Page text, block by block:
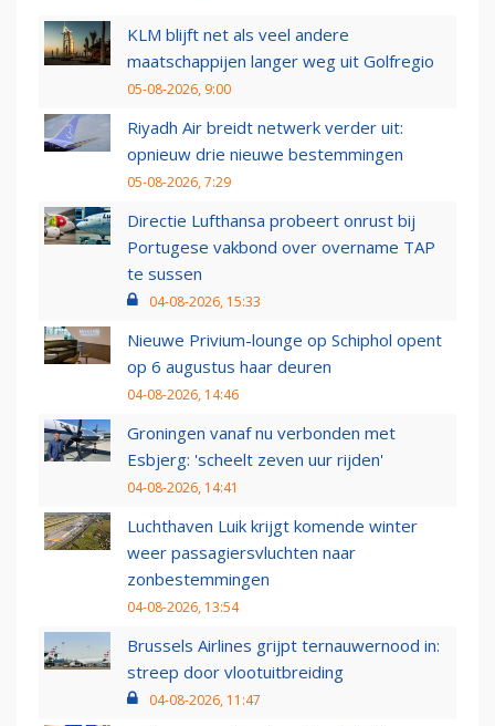
KLM blijft net als veel andere
maatschappijen langer weg uit Golfregio
05-08-2026, 9:00
Riyadh Air breidt netwerk verder uit:
opnieuw drie nieuwe bestemmingen
05-08-2026, 7:29
Directie Lufthansa probeert onrust bij
Portugese vakbond over overname TAP
te sussen
04-08-2026, 15:33
Nieuwe Privium-lounge op Schiphol opent
op 6 augustus haar deuren
04-08-2026, 14:46
Groningen vanaf nu verbonden met
Esbjerg: 'scheelt zeven uur rijden'
04-08-2026, 14:41
Luchthaven Luik krijgt komende winter
weer passagiersvluchten naar
zonbestemmingen
04-08-2026, 13:54
Brussels Airlines grijpt ternauwernood in:
streep door vlootuitbreiding
04-08-2026, 11:47